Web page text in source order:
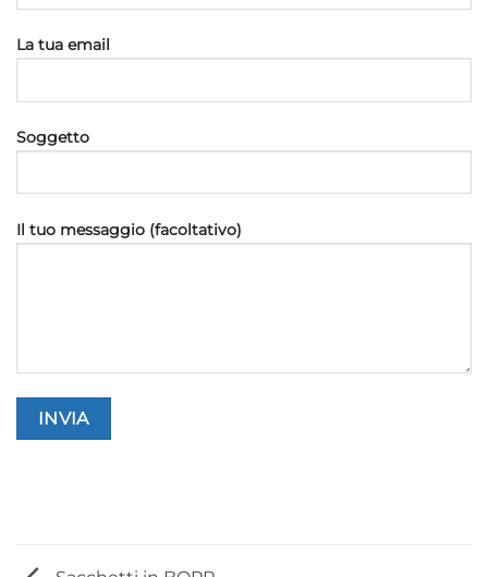
La tua email
Soggetto
Il tuo messaggio (facoltativo)